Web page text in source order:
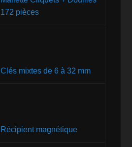
172 pièces
Clés mixtes de 6 à 32 mm
Récipient magnétique